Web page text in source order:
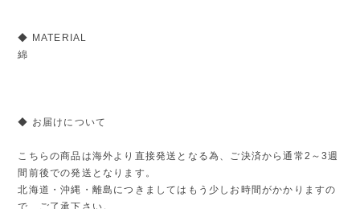
◆ MATERIAL
綿
◆ お届けについて
こちらの商品は海外より直接発送となる為、ご決済から通常2～3週
間前後での発送となります。
北海道・沖縄・離島につきましてはもう少しお時間がかかりますの
で、ご了承下さい。